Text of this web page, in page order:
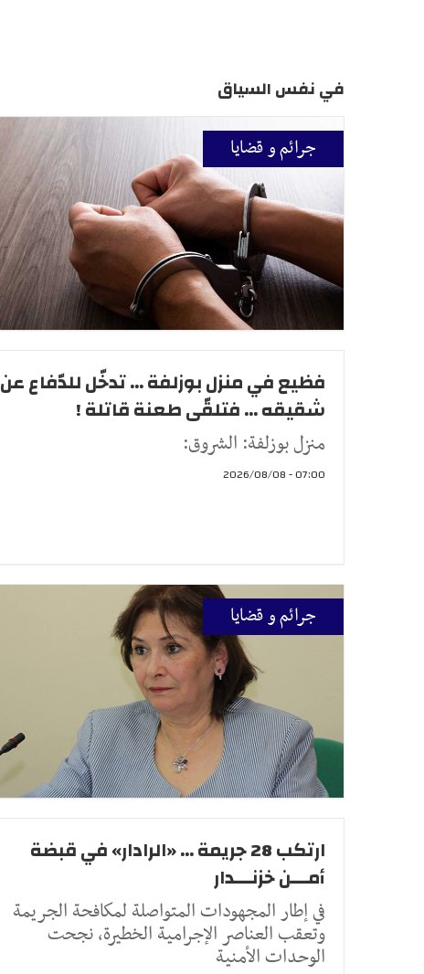
في نفس السياق
جرائم و قضايا
فظيع في منزل بوزلفة ... تدخّل للدّفاع عن
شقيقه ... فتلقّى طعنة قاتلة !
منزل بوزلفة: الشروق:
07:00 - 2026/08/08
جرائم و قضايا
ارتكب 28 جريمة ... «الرادار» في قبضة
أمـــن خزنـــدار
في إطار المجهودات المتواصلة لمكافحة الجريمة
وتعقب العناصر الإجرامية الخطيرة، نجحت
الوحدات الأمنية